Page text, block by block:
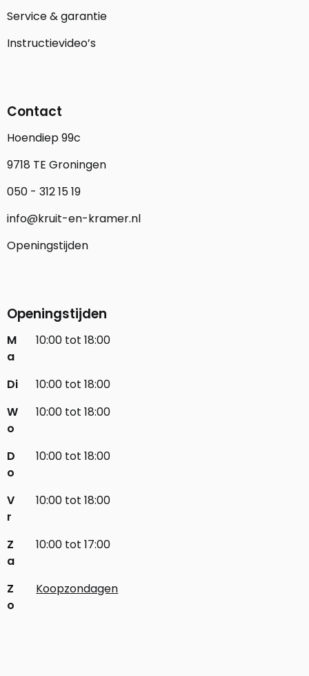
Service & garantie
Instructievideo’s
Contact
Hoendiep 99c
9718 TE Groningen
050 - 312 15 19
info@kruit-en-kramer.nl
Openingstijden
Openingstijden
M
a
10:00 tot 18:00
Di
10:00 tot 18:00
W
o
10:00 tot 18:00
D
o
10:00 tot 18:00
V
r
10:00 tot 18:00
Z
a
10:00 tot 17:00
Z
o
Koopzondagen